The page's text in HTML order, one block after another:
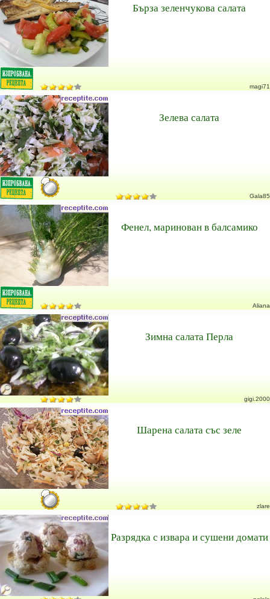
Бърза зеленчукова салата
magi71
Зелева салата
Gala85
Фенел, маринован в балсамико
Aliana
Зимна салата Перла
gigi.2000
Шарена салата със зеле
zlare
Разрядка с извара и сушени домати